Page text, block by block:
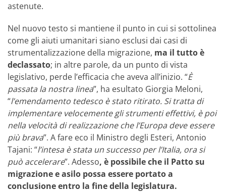
astenute.
Nel nuovo testo si mantiene il punto in cui si sottolinea
come gli aiuti umanitari siano esclusi dai casi di
strumentalizzazione della migrazione, ma il tutto è
declassato; in altre parole, da un punto di vista
legislativo, perde l’efficacia che aveva all’inizio. “È
passata la nostra linea”, ha esultato Giorgia Meloni,
“l’emendamento tedesco è stato ritirato. Si tratta di
implementare velocemente gli strumenti effettivi, è poi
nella velocità di realizzazione che l’Europa deve essere
più brava”. A fare eco il Ministro degli Esteri, Antonio
Tajani: “l’intesa è stata un successo per l’Italia, ora si
può accelerare”. Adesso, è possibile che il Patto su
migrazione e asilo possa essere portato a
conclusione entro la fine della legislatura.